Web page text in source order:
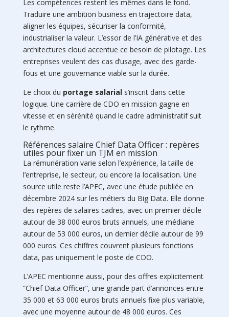
Les compétences restent les mêmes dans le fond.
Traduire une ambition business en trajectoire data,
aligner les équipes, sécuriser la conformité,
industrialiser la valeur. L’essor de l’IA générative et des
architectures cloud accentue ce besoin de pilotage. Les
entreprises veulent des cas d’usage, avec des garde-
fous et une gouvernance viable sur la durée.
Le choix du portage salarials’inscrit dans cette
logique. Une carrière de CDO en mission gagne en
vitesse et en sérénité quand le cadre administratif suit
le rythme.
Références salaire Chief Data Officer : repères
utiles pour fixer un TJM en mission
La rémunération varie selon l’expérience, la taille de
l’entreprise, le secteur, ou encore la localisation. Une
source utile reste l’APEC, avec une étude publiée en
décembre 2024 sur les métiers du Big Data. Elle donne
des repères de salaires cadres, avec un premier décile
autour de 38 000 euros bruts annuels, une médiane
autour de 53 000 euros, un dernier décile autour de 99
000 euros. Ces chiffres couvrent plusieurs fonctions
data, pas uniquement le poste de CDO.
L’APEC mentionne aussi, pour des offres explicitement
“Chief Data Officer”, une grande part d’annonces entre
35 000 et 63 000 euros bruts annuels fixe plus variable,
avec une moyenne autour de 48 000 euros. Ces